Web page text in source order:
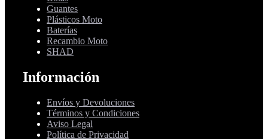
Guantes
Plásticos Moto
Baterías
Recambio Moto
SHAD
Información
Envíos y Devoluciones
Términos y Condiciones
Aviso Legal
Política de Privacidad